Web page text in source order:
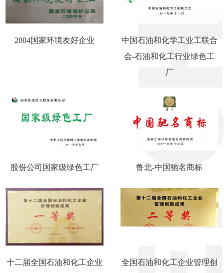
2004国家环境友好企业
中国石油和化学工业工联合
会-石油和化工行业绿色工
厂
股份公司国家级绿色工厂 鲁北-中国驰名商标
十二届全国石油和化工企业
全国石油和化工企业管理创